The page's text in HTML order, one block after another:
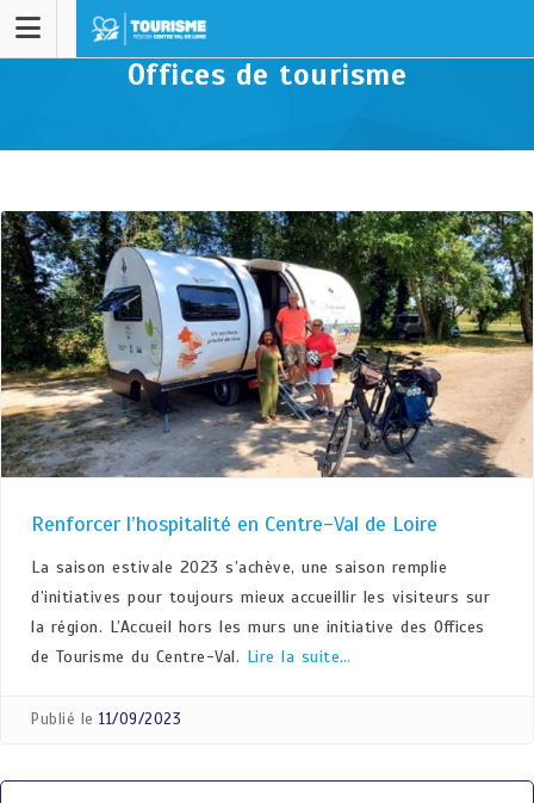
Offices de tourisme
Renforcer l’hospitalité en Centre-Val de Loire
La saison estivale 2023 s’achève, une saison remplie
d’initiatives pour toujours mieux accueillir les visiteurs sur
la région. L’Accueil hors les murs une initiative des Offices
de Tourisme du Centre-Val. Lire la suite…
Publié le 11/09/2023